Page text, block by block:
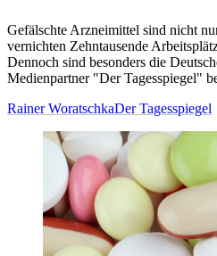
Gefälschte Arzneimittel sind nicht
vernichten Zehntausende
Dennoch sind besonders die
Medienpartner "Der Tagesspiegel"
Rainer WoratschkaDer Tagesspiegel